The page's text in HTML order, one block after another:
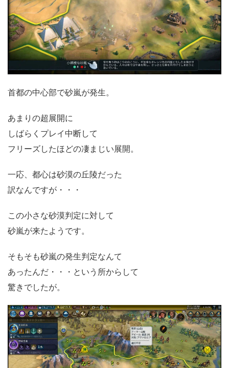
首都の中心部で砂嵐が発生。
あまりの超展開に
しばらくプレイ中断して
フリーズしたほどの凄まじい展開。
一応、都心は砂漠の丘陵だった
訳なんですが・・・
この小さな砂漠判定に対して
砂嵐が来たようです。
そもそも砂嵐の発生判定なんて
あったんだ・・・という所からして
驚きでしたが。